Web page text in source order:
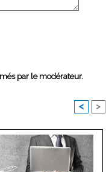
par le modérateur.
< >